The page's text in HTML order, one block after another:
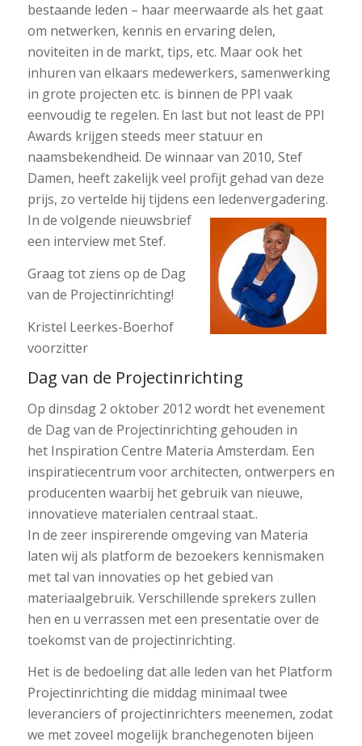
bestaande leden – haar meerwaarde als het gaat
om netwerken, kennis en ervaring delen,
noviteiten in de markt, tips, etc. Maar ook het
inhuren van elkaars medewerkers, samenwerking
in grote projecten etc. is binnen de PPI vaak
eenvoudig te regelen. En last but not least de PPI
Awards krijgen steeds meer statuur en
naamsbekendheid. De winnaar van 2010, Stef
Damen, heeft zakelijk veel profijt gehad van deze
prijs, zo vertelde hij tijdens een ledenvergadering.
In de volgende nieuwsbrief
een interview met Stef.
Graag tot ziens op de Dag
van de Projectinrichting!
Kristel Leerkes-Boerhof
voorzitter
Dag van de Projectinrichting
Op dinsdag 2 oktober 2012 wordt het evenement
de Dag van de Projectinrichting gehouden in
het Inspiration Centre Materia Amsterdam. Een
inspiratiecentrum voor architecten, ontwerpers en
producenten waarbij het gebruik van nieuwe,
innovatieve materialen centraal staat..
In de zeer inspirerende omgeving van Materia
laten wij als platform de bezoekers kennismaken
met tal van innovaties op het gebied van
materiaalgebruik. Verschillende sprekers zullen
hen en u verrassen met een presentatie over de
toekomst van de projectinrichting.
Het is de bedoeling dat alle leden van het Platform
Projectinrichting die middag minimaal twee
leveranciers of projectinrichters meenemen, zodat
we met zoveel mogelijk branchegenoten bijeen